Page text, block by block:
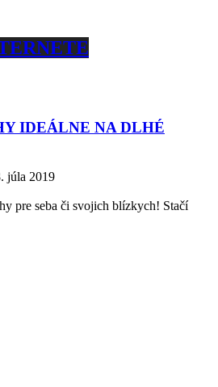
IDEÁLNE NA DLHÉ
júla 2019
pre seba či svojich blízkych! Stačí